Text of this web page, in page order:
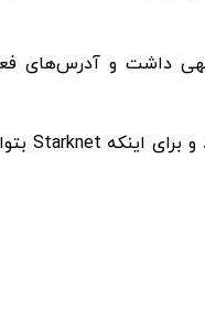
داشت و آدرس‌های